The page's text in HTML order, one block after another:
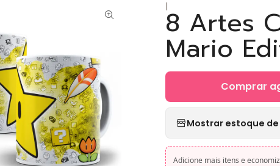
|8 Artes
Mario
Comprar
Mostrar estoque
Adicione mais itens e